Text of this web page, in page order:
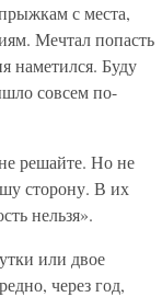
с места,
Мечтал попасть
наметился. Буду
совсем по-
решайте. Но не
сторону. В их
нельзя».
или двое
через год,